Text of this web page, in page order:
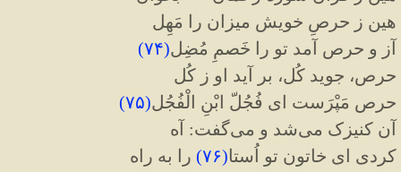
هین ز حرصِ خویش میزان را مَهِل
آز و حرص آمد تو را خَصمِ مُضِل(۷۴)
حرص، جوید کُل، بر آید او ز کُل
حرص مَپْرَست ای فُجُلّ ابْنِ الْفُجُل(۷۵)
آن کنیزک می‌شد و می‌گفت: آه
کردی ای خاتون تو اُستا(۷۶) را به راه